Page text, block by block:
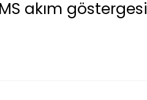
akım göstergesi